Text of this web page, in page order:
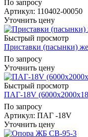
По запросу
Артикул: 110402-00050
Уточнить цену
Быстрый просмотр
Приставки (пасынки)
По запросу
Уточнить цену
Быстрый просмотр
ПАГ-18V
По запросу
Артикул: ПАГ -18V
Уточнить цену